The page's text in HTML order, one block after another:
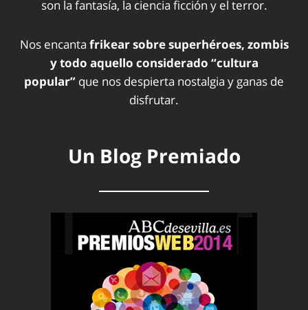
son la fantasía, la ciencia ficción y el terror.
Nos encanta frikear sobre superhéroes, zombis
y todo aquello considerado “cultura
popular” que nos despierta nostalgia y ganas de
disfrutar.
Un Blog Premiado